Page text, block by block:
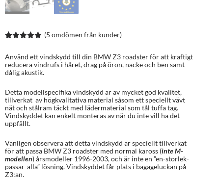
baserat på
kundrecen
sioner
(5 omdömen från kunder)
Använd ett vindskydd till din BMW Z3 roadster för att kraftigt
reducera vindrufs i håret, drag på öron, nacke och ben samt
dålig akustik.
Detta modellspecifika vindskydd är av mycket god kvalitet,
tillverkat av högkvalitativa material såsom ett speciellt vävt
nät och stålram täckt med lädermaterial som tål tuffa tag.
Vindskyddet kan enkelt monteras av när du inte vill ha det
uppfällt.
Vänligen observera att detta vindskydd är speciellt tillverkat
för att passa BMW Z3 roadster med normal kaross (inte M-
modellen) årsmodeller 1996-2003, och är inte en ”en-storlek-
passar-alla” lösning. Vindskyddet får plats i bagageluckan på
Z3:an.